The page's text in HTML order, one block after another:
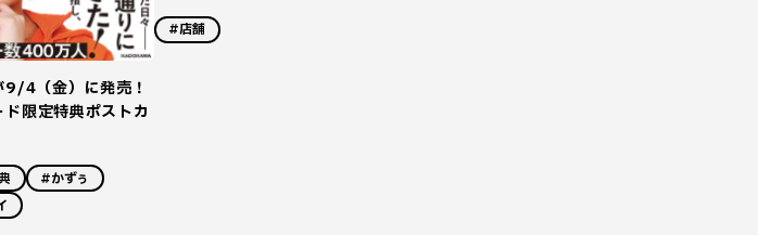
9/4（金）に発売！
限定特典ポストカ
#かずぅ
#店舗